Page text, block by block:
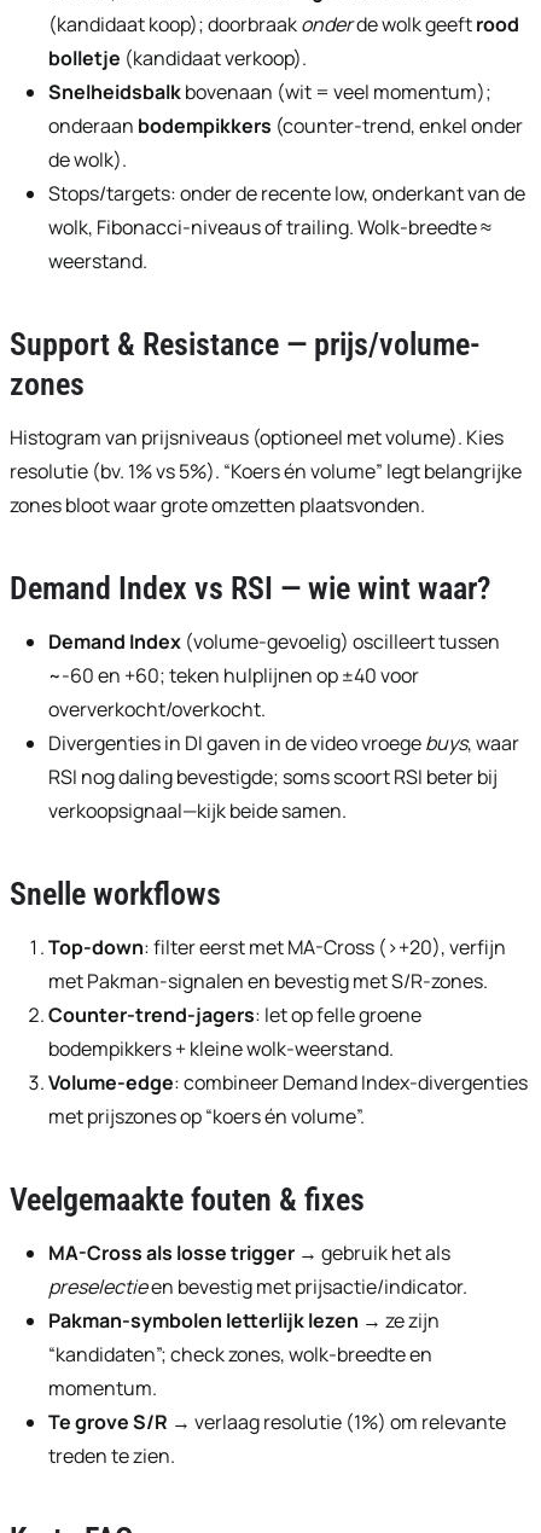
(kandidaat koop); doorbraakonderde wolk geeftrood
bolletje (kandidaat verkoop).
Snelheidsbalkbovenaan (wit = veel momentum);
onderaan bodempikkers (counter-trend, enkel onder
de wolk).
Stops/targets: onder de recente low, onderkant van de
wolk, Fibonacci-niveaus of trailing. Wolk-breedte ≈
weerstand.
Support & Resistance — prijs/volume-
zones
Histogram van prijsniveaus (optioneel met volume). Kies
resolutie (bv. 1% vs 5%). “Koers én volume” legt belangrijke
zones bloot waar grote omzetten plaatsvonden.
Demand Index vs RSI — wie wint waar?
Demand Index (volume-gevoelig) oscilleert tussen
~-60 en +60; teken hulplijnen op ±40 voor
oververkocht/overkocht.
Divergenties in DI gaven in de video vroegebuys, waar
RSI nog daling bevestigde; soms scoort RSI beter bij
verkoopsignaal—kijk beide samen.
Snelle workflows
Top-down: filter eerst met MA-Cross (>+20), verfijn
met Pakman-signalen en bevestig met S/R-zones.
Counter-trend-jagers: let op felle groene
bodempikkers + kleine wolk-weerstand.
Volume-edge: combineer Demand Index-divergenties
met prijszones op “koers én volume”.
Veelgemaakte fouten & fixes
MA-Cross als losse trigger → gebruik het als
preselectieen bevestig met prijsactie/indicator.
Pakman-symbolen letterlijk lezen → ze zijn
“kandidaten”; check zones, wolk-breedte en
momentum.
Te grove S/R → verlaag resolutie (1%) om relevante
treden te zien.